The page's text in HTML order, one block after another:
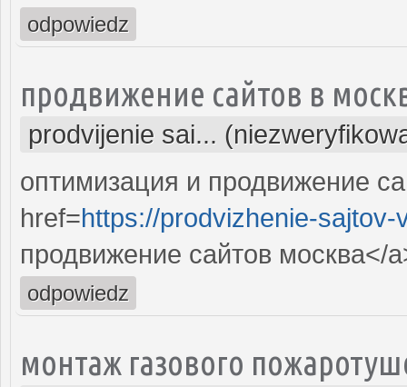
odpowiedz
продвижение сайтов в
prodvijenie sai...
оптимизация и продвижение
href=https://prodvizhenie-
продвижение сайтов москва</
odpowiedz
монтаж газового